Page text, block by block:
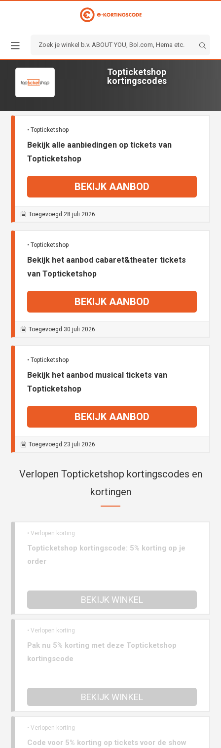
Topticketshop
kortingscodes
• Topticketshop
Bekijk alle aanbiedingen op tickets van
Topticketshop
BEKIJK AANBOD
Toegevoegd 28 juli 2026
• Topticketshop
Bekijk het aanbod cabaret&theater tickets
van Topticketshop
BEKIJK AANBOD
Toegevoegd 30 juli 2026
• Topticketshop
Bekijk het aanbod musical tickets van
Topticketshop
BEKIJK AANBOD
Toegevoegd 23 juli 2026
Verlopen Topticketshop kortingscodes en
kortingen
• Verlopen korting
Topticketshop kortingscode: 5% korting op je
order
BEKIJK WINKEL
• Verlopen korting
Pak nu 5% korting met deze Topticketshop
kortingscode
BEKIJK WINKEL
• Verlopen korting
Code voor 5% korting op tickets voor de show